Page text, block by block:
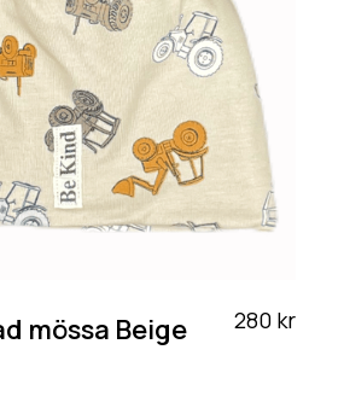
mössa Beige
280 kr